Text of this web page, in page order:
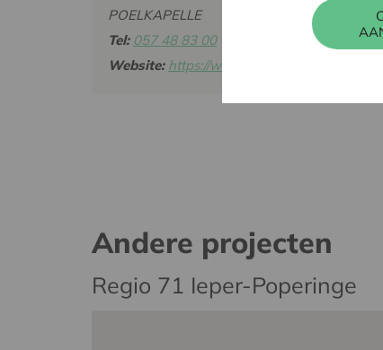
POELKAPELLE
Tel: 057 48 83 00
Website: https://www.masj.be/
Andere projecten
Regio 71 Ieper-Poperinge